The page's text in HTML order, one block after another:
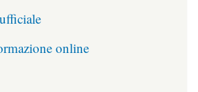
online